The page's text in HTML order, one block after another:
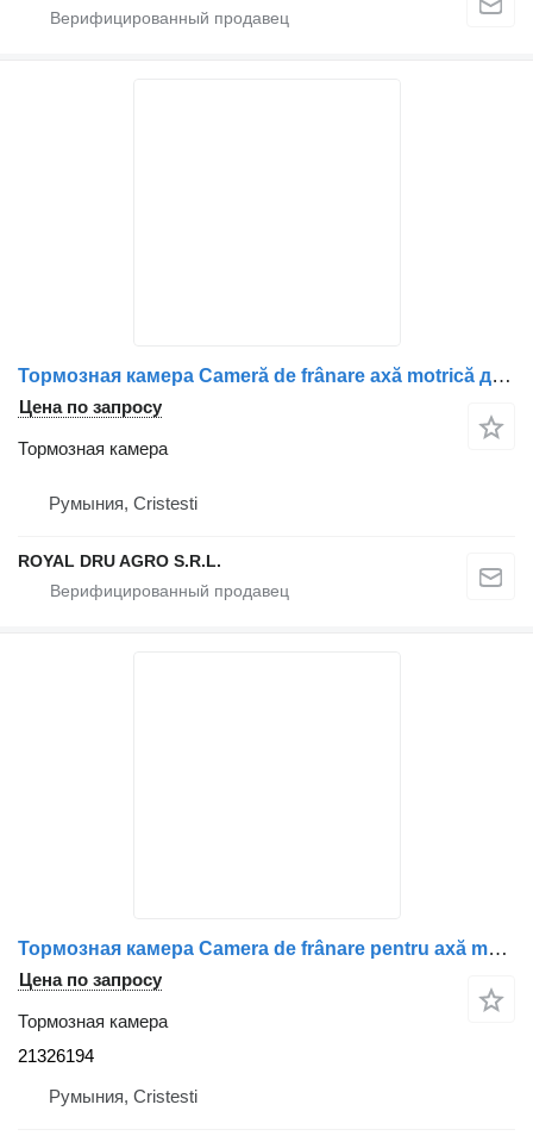
Тормозная камера Cameră de frânare axă motrică для грузовика Scania 14780 8246
Цена по запросу
Тормозная камера
Румыния, Cristesti
ROYAL DRU AGRO S.R.L.
Тормозная камера Camera de frânare pentru axă motrică Volvo 21326194 для грузовика
Цена по запросу
Тормозная камера
21326194
Румыния, Cristesti